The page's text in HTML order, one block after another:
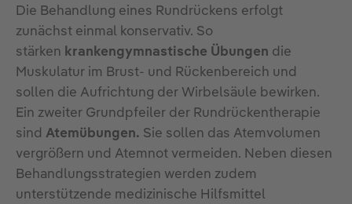
Die Behandlung eines Rundrückens erfolgt
zunächst einmal konservativ. So
stärken krankengymnastische Übungen die
Muskulatur im Brust- und Rückenbereich und
sollen die Aufrichtung der Wirbelsäule bewirken.
Ein zweiter Grundpfeiler der Rundrückentherapie
sind Atemübungen. Sie sollen das Atemvolumen
vergrößern und Atemnot vermeiden. Neben diesen
Behandlungsstrategien werden zudem
unterstützende medizinische Hilfsmittel